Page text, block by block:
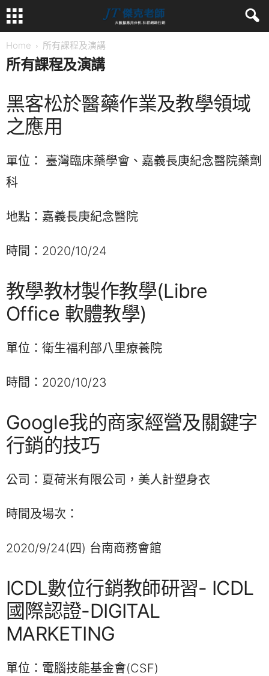
Home 所有課程及演講
所有課程及演講
黑客松於醫藥作業及教學領域
之應用
單位： 臺灣臨床藥學會、嘉義長庚紀念醫院藥劑
科
地點：嘉義長庚紀念醫院
時間：2020/10/24
教學教材製作教學(Libre
Office 軟體教學)
單位：衛生福利部八里療養院
時間：2020/10/23
Google我的商家經營及關鍵字
行銷的技巧
公司：夏荷米有限公司，美人計塑身衣
時間及場次：
2020/9/24(四) 台南商務會館
ICDL數位行銷教師研習- ICDL
國際認證-DIGITAL
MARKETING
單位：電腦技能基金會(CSF)